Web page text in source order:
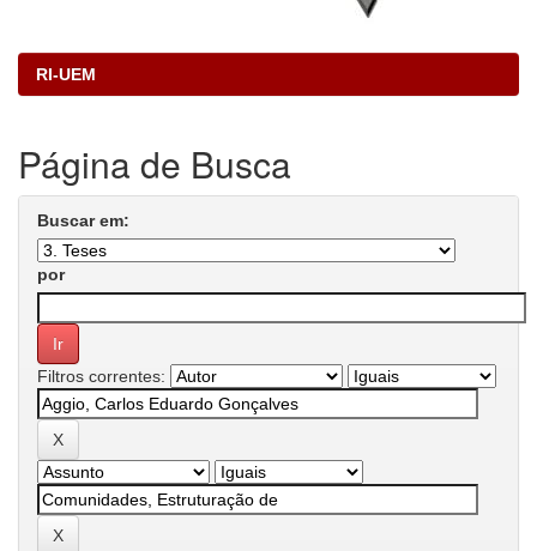
RI-UEM
Página de Busca
Buscar em:
por
Filtros correntes: